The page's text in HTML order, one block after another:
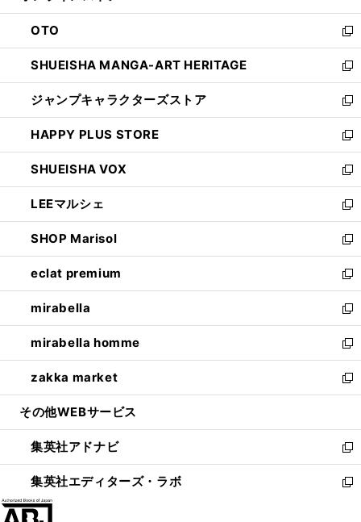
ウ
で
開
く
ン
ド
ウ
で
開
く
OTO
新
し
い
ウ
ィ
ン
ド
ウ
で
開
く
SHUEISHA MANGA-ART HERITAGE
新
し
い
ウ
ィ
ン
ド
ウ
で
開
く
ジャンプキャラクターズストア
新
し
い
ウ
ィ
ン
ド
ウ
で
開
く
HAPPY PLUS STORE
新
し
い
ウ
ィ
ン
ド
ウ
で
開
く
SHUEISHA VOX
新
し
い
ウ
ィ
ン
ド
ウ
で
開
く
LEEマルシェ
新
し
い
ウ
ィ
ン
ド
ウ
で
開
く
SHOP Marisol
新
し
い
ウ
ィ
ン
ド
ウ
で
開
eclat premium
新
し
い
ウ
ィ
ン
ド
ウ
開
く
mirabella
新
し
い
ウ
ィ
ン
ウ
で
開
く
mirabella homme
新
し
い
ウ
ン
ド
ウ
で
zakka market
新
し
ウ
ィ
ン
ド
その他WEBサービス
集英社アドナビ
新
し
い
集英社エディターズ・ラボ
新